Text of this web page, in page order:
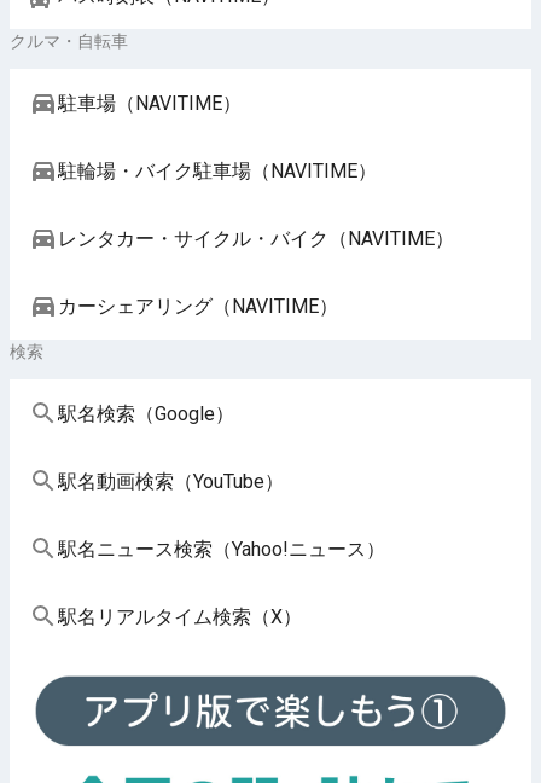
クルマ・自転車
駐車場（NAVITIME）
駐輪場・バイク駐車場（NAVITIME）
レンタカー・サイクル・バイク（NAVITIME）
カーシェアリング（NAVITIME）
検索
駅名検索（Google）
駅名動画検索（YouTube）
駅名ニュース検索（Yahoo!ニュース）
駅名リアルタイム検索（X）